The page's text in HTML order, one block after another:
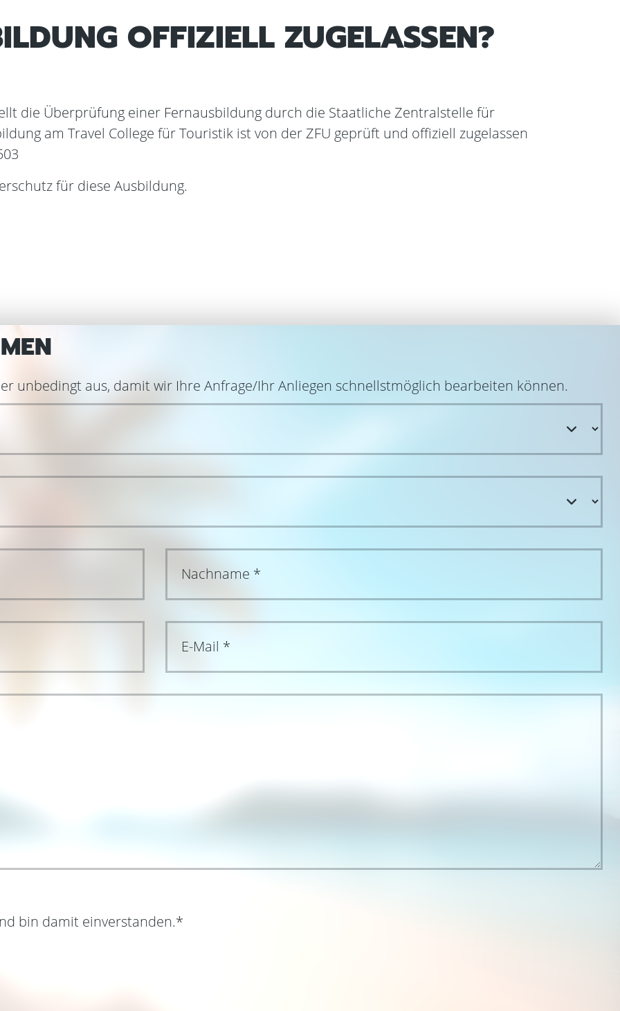
OFFIZIELL ZUGELASSEN?
die Überprüfung einer Fernausbildung durch die Staatliche Zentralstelle für
am Travel College für Touristik ist von der ZFU geprüft und offiziell zugelassen
für diese Ausbildung.
unbedingt aus, damit wir Ihre Anfrage/Ihr Anliegen schnellstmöglich bearbeiten können.
bin damit einverstanden.*